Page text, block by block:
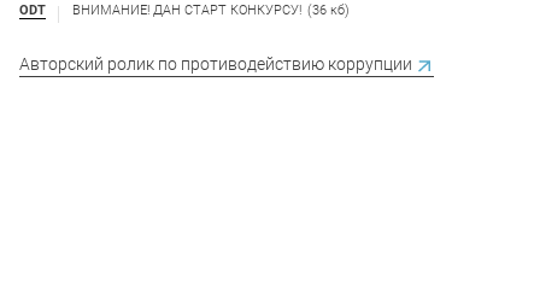
ODT ВНИМАНИЕ! ДАН СТАРТ КОНКУРСУ! (36 кб)
Авторский ролик по противодействию коррупции